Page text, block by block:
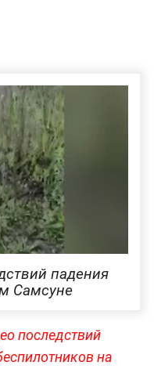
падения
Самсуне
последствий
на